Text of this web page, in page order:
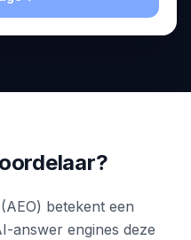
betekent een
answer engines deze